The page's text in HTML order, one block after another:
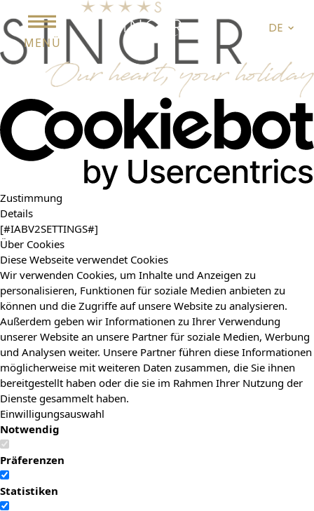
Zustimmung
Details
[#IABV2SETTINGS#]
Über Cookies
Diese Webseite verwendet Cookies
Wir verwenden Cookies, um Inhalte und Anzeigen zu
personalisieren, Funktionen für soziale Medien anbieten zu
können und die Zugriffe auf unsere Website zu analysieren.
Außerdem geben wir Informationen zu Ihrer Verwendung
unserer Website an unsere Partner für soziale Medien, Werbung
und Analysen weiter. Unsere Partner führen diese Informationen
möglicherweise mit weiteren Daten zusammen, die Sie ihnen
bereitgestellt haben oder die sie im Rahmen Ihrer Nutzung der
Dienste gesammelt haben.
Einwilligungsauswahl
Notwendig
Präferenzen
Statistiken
MENÜ
DE